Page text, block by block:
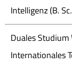
Intelligenz (B.
Duales
Internationales